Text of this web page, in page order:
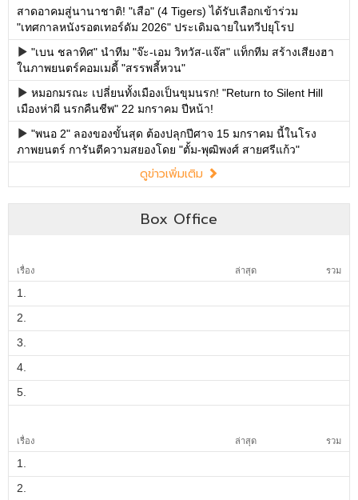
สาดอาคมสู่นานาชาติ! "เสือ" (4 Tigers) ได้รับเลือกเข้าร่วม
"เทศกาลหนังรอตเทอร์ดัม 2026" ประเดิมฉายในทวีปยุโรป
"เบน ชลาทิศ" นำทีม "จ๊ะ-เอม วิทวัส-แจ๊ส" แท็กทีม สร้างเสียงฮา
ในภาพยนตร์คอมเมดี้ "สรรพลี้หวน"
หมอกมรณะ เปลี่ยนทั้งเมืองเป็นขุมนรก! "Return to Silent Hill
เมืองห่าผี นรกคืนชีพ" 22 มกราคม ปีหน้า!
"พนอ 2" ลองของขั้นสุด ต้องปลุกปีศาจ 15 มกราคม นี้ในโรง
ภาพยนตร์ การันตีความสยองโดย "ตั้ม-พุฒิพงศ์ สายศรีแก้ว"
ดูข่าวเพิ่มเติม
Box Office
เรื่อง ล่าสุด รวม
1.
2.
3.
4.
5.
เรื่อง ล่าสุด รวม
1.
2.